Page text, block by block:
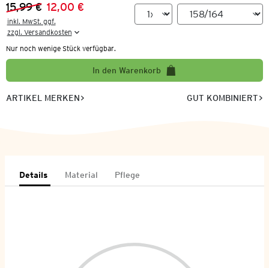
Vorheriger Preis:
15,99 €
Neuer Preis:
12,00 €
inkl. MwSt. ggf.
zzgl. Versandkosten
Nur noch wenige Stück verfügbar.
In den Warenkorb
ARTIKEL MERKEN GUT KOMBINIERT
Details Material Pflege